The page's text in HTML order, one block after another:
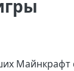
Майнкрафт